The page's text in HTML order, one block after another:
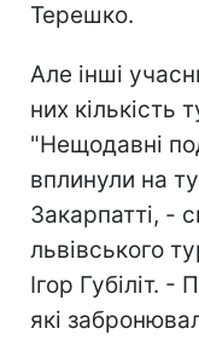
Терешко.
Але інші
них кількість
"Нещодавні
вплинули на
Закарпатті, -
львівського
Ігор Губіліт. -
які